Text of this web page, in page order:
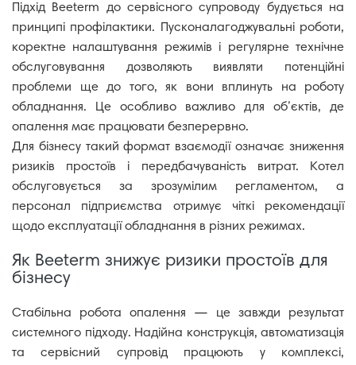
Підхід Beeterm до сервісного супроводу будується на
принципі профілактики. Пусконалагоджувальні роботи,
коректне налаштування режимів і регулярне технічне
обслуговування дозволяють виявляти потенційні
проблеми ще до того, як вони вплинуть на роботу
обладнання. Це особливо важливо для об’єктів, де
опалення має працювати безперервно.
Для бізнесу такий формат взаємодії означає зниження
ризиків простоїв і передбачуваність витрат. Котел
обслуговується за зрозумілим регламентом, а
персонал підприємства отримує чіткі рекомендації
щодо експлуатації обладнання в різних режимах.
Як Beeterm знижує ризики простоїв для
бізнесу
Стабільна робота опалення — це завжди результат
системного підходу. Надійна конструкція, автоматизація
та сервісний супровід працюють у комплексі,